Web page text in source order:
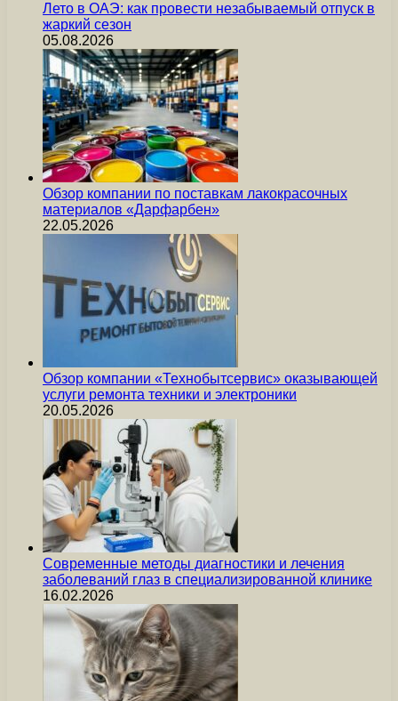
Лето в ОАЭ: как провести незабываемый отпуск в
жаркий сезон
05.08.2026
Обзор компании по поставкам лакокрасочных
материалов «Дарфарбен»
22.05.2026
Обзор компании «Технобытсервис» оказывающей
услуги ремонта техники и электроники
20.05.2026
Современные методы диагностики и лечения
заболеваний глаз в специализированной клинике
16.02.2026